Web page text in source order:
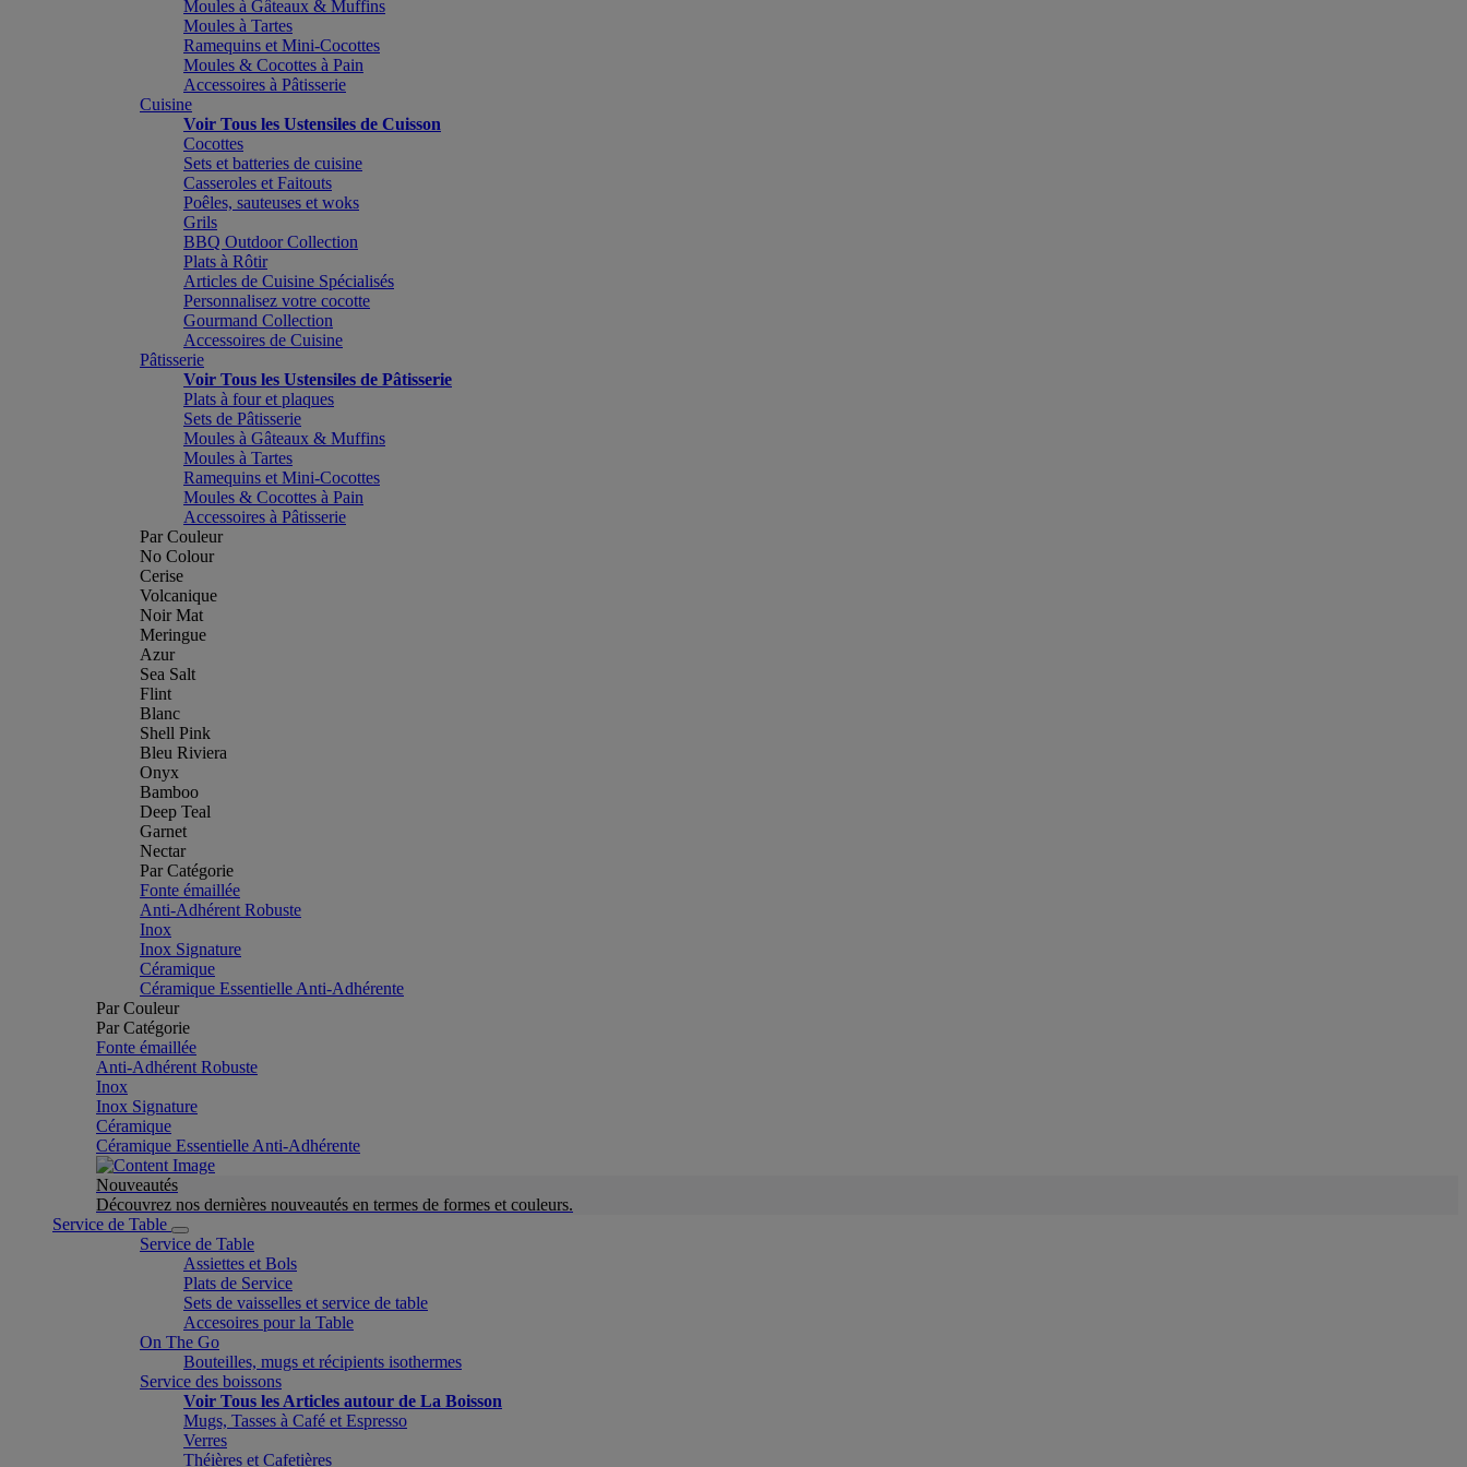
Moules à Gâteaux & Muffins
Moules à Tartes
Ramequins et Mini-Cocottes
Moules & Cocottes à Pain
Accessoires à Pâtisserie
Cuisine
Voir Tous les Ustensiles de Cuisson
Cocottes
Sets et batteries de cuisine
Casseroles et Faitouts
Poêles, sauteuses et woks
Grils
BBQ Outdoor Collection
Plats à Rôtir
Articles de Cuisine Spécialisés
Personnalisez votre cocotte
Gourmand Collection
Accessoires de Cuisine
Pâtisserie
Voir Tous les Ustensiles de Pâtisserie
Plats à four et plaques
Sets de Pâtisserie
Moules à Gâteaux & Muffins
Moules à Tartes
Ramequins et Mini-Cocottes
Moules & Cocottes à Pain
Accessoires à Pâtisserie
Par Couleur
No Colour
Cerise
Volcanique
Noir Mat
Meringue
Azur
Sea Salt
Flint
Blanc
Shell Pink
Bleu Riviera
Onyx
Bamboo
Deep Teal
Garnet
Nectar
Par Catégorie
Fonte émaillée
Anti-Adhérent Robuste
Inox
Inox Signature
Céramique
Céramique Essentielle Anti-Adhérente
Par Couleur
Par Catégorie
Fonte émaillée
Anti-Adhérent Robuste
Inox
Inox Signature
Céramique
Céramique Essentielle Anti-Adhérente
Nouveautés
Découvrez nos dernières nouveautés en termes de formes et couleurs.
Service de Table
Service de Table
Assiettes et Bols
Plats de Service
Sets de vaisselles et service de table
Accesoires pour la Table
On The Go
Bouteilles, mugs et récipients isothermes
Service des boissons
Voir Tous les Articles autour de La Boisson
Mugs, Tasses à Café et Espresso
Verres
Théières et Cafetières